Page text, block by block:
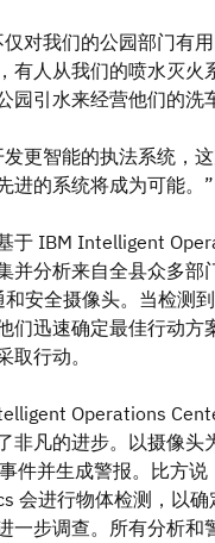
对我们的公园部门有
有人从我们的喷水灭火
园引水来经营他们的洗
更智能的执法系统，
进的系统将成为可能。”
于 IBM Intelligent
并分析来自全县众多部
安全摄像头。当检测
们迅速确定最佳行动方
行动。
Operations
非凡的进步。以摄像头
件并生成警报。比方
会进行物体检测，以
一步调查。所有分析和